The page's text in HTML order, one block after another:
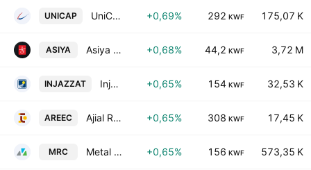
UNICAP UniCap Investment and Finance-Kuwaiti Public Shareholding Company +0,69% 292 KWF 175,07 K
ASIYA Asiya Capital Investments Company (K.S.C.P) +0,68% 44,2 KWF 3,72 M
INJAZZAT Injazzat Real Estate Development. Co. C.S.C. Closed +0,65% 154 KWF 32,53 K
AREEC Ajial Real Estate Entertainment Co.(K.S.C.) +0,65% 308 KWF 17,45 K
MRC Metal & Recycling Co. K.S.C.C. +0,65% 156 KWF 573,35 K